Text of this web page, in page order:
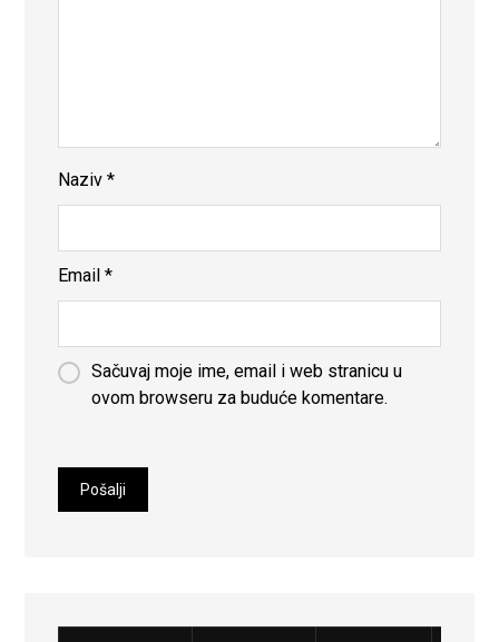
Naziv*
Email*
Sačuvaj moje ime, email i web stranicu u
ovom browseru za buduće komentare.